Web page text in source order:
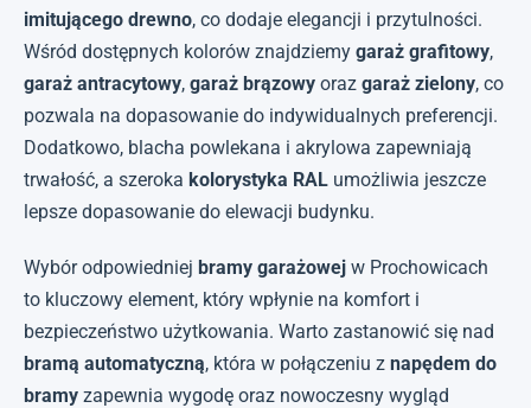
imitującego drewno, co dodaje elegancji i przytulności.
Wśród dostępnych kolorów znajdziemy garaż grafitowy,
garaż antracytowy, garaż brązowy oraz garaż zielony, co
pozwala na dopasowanie do indywidualnych preferencji.
Dodatkowo, blacha powlekana i akrylowa zapewniają
trwałość, a szeroka kolorystyka RAL umożliwia jeszcze
lepsze dopasowanie do elewacji budynku.
Wybór odpowiedniej bramy garażowej w Prochowicach
to kluczowy element, który wpłynie na komfort i
bezpieczeństwo użytkowania. Warto zastanowić się nad
bramą automatyczną, która w połączeniu z napędem do
bramy zapewnia wygodę oraz nowoczesny wygląd